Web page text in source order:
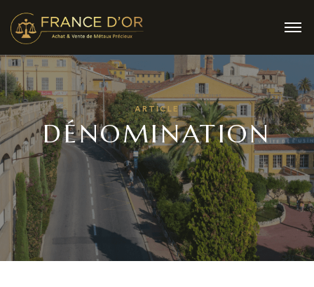
ARTICLE
DÉNOMINATION